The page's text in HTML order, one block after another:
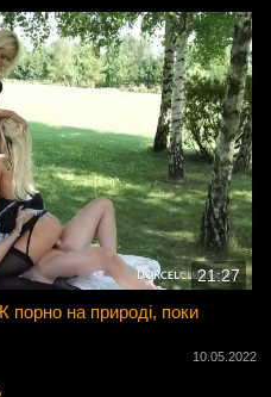
21:27
на природі, поки
10.05.2022